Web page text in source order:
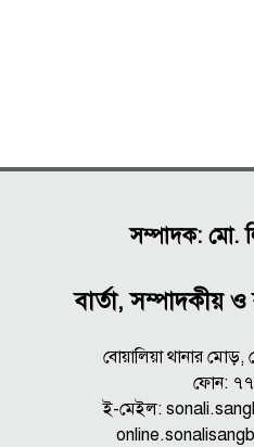
সম্পাদক: মো.
বার্তা, সম্পাদকীয় ও
বোয়ালিয়া থানার মোড়,
ফোন:
ই-মেইল: